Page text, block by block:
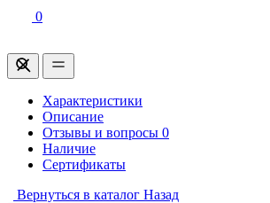
0
Характеристики
Описание
Отзывы и вопросы 0
Наличие
Сертификаты
Вернуться в каталог Назад